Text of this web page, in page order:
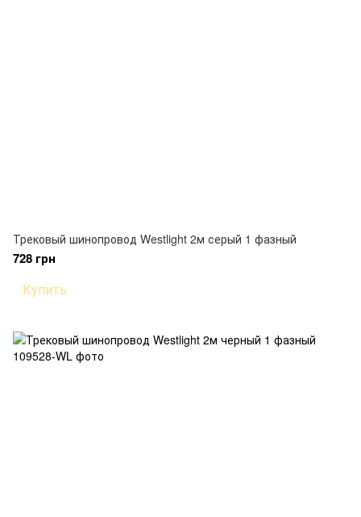
Трековый шинопровод Westlight 2м серый 1 фазный
728 грн
Купить